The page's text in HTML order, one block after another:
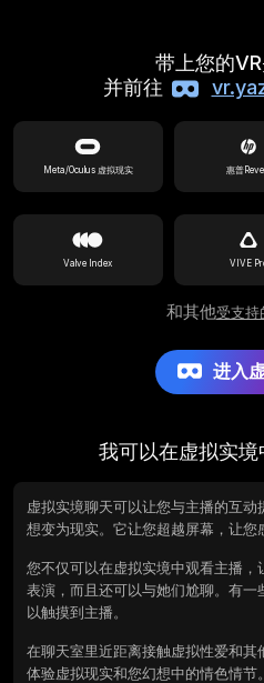
带上您的
并前往
Meta/Oculus 虚拟现实 惠普
Valve Index VIVE
和其他受支持
进入
我可以在虚拟实境
虚拟实境聊天可以让您与主播的互
想变为现实。它让您超越屏幕，让您
您不仅可以在虚拟实境中观看主播
表演，而且还可以与她们尬聊。有
以触摸到主播。
在聊天室里近距离接触虚拟性爱和
体验虚拟现实和您幻想中的情色情